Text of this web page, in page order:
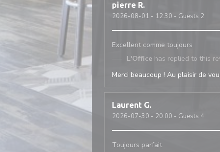
pierre R
2026-08-01 - 12:30 - Guests 2
Excellent comme toujours
L'Office has replied to this
Merci beaucoup ! Au plaisir de
Laurent G
2026-07-30 - 20:00 - Guests 4
Toujours parfait